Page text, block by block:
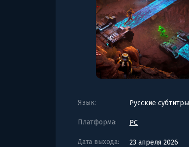
Язык: Русские субтитры
Платформа: PC
Дата выхода: 23 апреля 2026